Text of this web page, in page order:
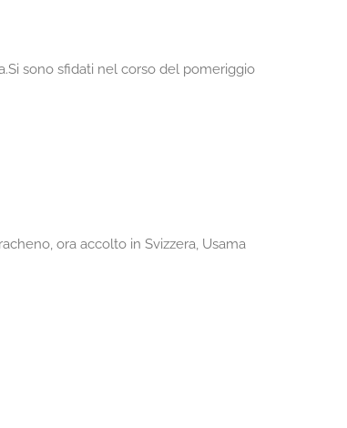
sono sfidati nel corso del pomeriggio
ora accolto in Svizzera, Usama